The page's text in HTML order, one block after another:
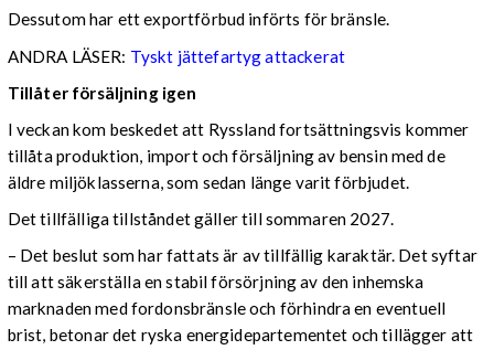
Dessutom har ett exportförbud införts för bränsle.
ANDRA LÄSER: Tyskt jättefartyg attackerat
Tillåter försäljning igen
I veckan kom beskedet att Ryssland fortsättningsvis kommer
tillåta produktion, import och försäljning av bensin med de
äldre miljöklasserna, som sedan länge varit förbjudet.
Det tillfälliga tillståndet gäller till sommaren 2027.
– Det beslut som har fattats är av tillfällig karaktär. Det syftar
till att säkerställa en stabil försörjning av den inhemska
marknaden med fordonsbränsle och förhindra en eventuell
brist, betonar det ryska energidepartementet och tillägger att